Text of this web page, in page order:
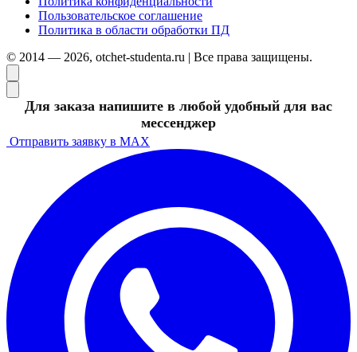
Пользовательское соглашение
Политика в области обработки ПД
© 2014 — 2026, otchet-studenta.ru | Все права защищены.
Для заказа напишите в любой удобный для вас
мессенджер
Отправить заявку в MAX